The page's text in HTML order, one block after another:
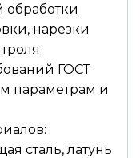
обработки
нарезки
ГОСТ
параметрам и
сталь, латунь